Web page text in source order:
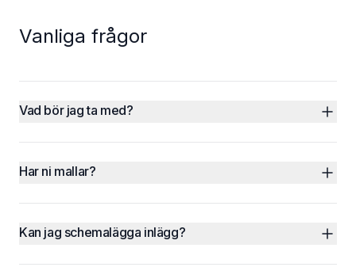
Vanliga frågor
Vad bör jag ta med?
Har ni mallar?
Kan jag schemalägga inlägg?